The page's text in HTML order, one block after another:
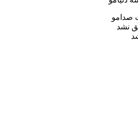
صدامو
نشد